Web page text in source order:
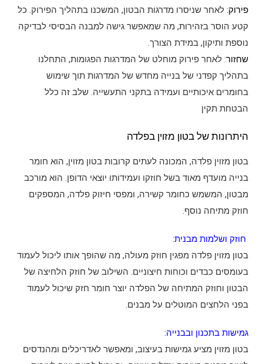
פירוק: לאחר שניסרו מדרגות הבטון, המשכנו בתהליך הפירוק. כל
קטע הוסר בזהירות, מה שמאפשר גישה למבנה הבסיסי לבדיקה
נוספת ותיקון, במידת הצורך.
שחזור: לאחר פירוק מוחלט של המדרגות הפגומות, התחלנו
בתהליך קפדני של בנייה מחדש של המדרגות תוך שימוש
בחומרים איכותיים ועמידה בתקני התעשייה. שלב זה כלל
הבטחת תקין
היתרונות של בטון מזוין בפלדה
בטון מזוין פלדה, המכונה לעתים קרובות בטון מזוין, הוא חומר
בנייה מועדף מאוד בשל חוזקו ועמידותו יוצאי הדופן. הוא מורכב
מבטון, המשמש כחומר קשירה, ומפסי חיזוק פלדה, המספקים
חוזק מתיחה נוסף.
חוזק ושלמות מבנית:
בטון מזוין פלדה מפגין חוזק מעולה, מה שהופך אותו ליכול לעמוד
בעומסים כבדים וכוחות חיצוניים. השילוב של חוזק הלחיצה של
הבטון וחוזק המתיחה של הפלדה יוצר חומר חזק שיכול לעמוד
בפני הלחצים המוטלים על מבנים.
גמישות בתכנון ובבנייה:
בטון מזוין מציע גמישות בעיצוב, ומאפשר לאדריכלים ומהנדסים